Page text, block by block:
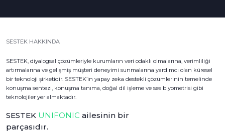
SESTEK HAKKINDA
SESTEK, diyalogsal çözümleriyle kurumların veri odaklı olmalarına, verimliliği
artırmalarına ve gelişmiş müşteri deneyimi sunmalarına yardımcı olan küresel
bir teknoloji şirketidir. SESTEK’in yapay zeka destekli çözümlerinin temelinde
konuşma sentezi, konuşma tanıma, doğal dil işleme ve ses biyometrisi gibi
teknolojiler yer almaktadır.
SESTEK UNIFONIC ailesinin bir
parçasıdır.